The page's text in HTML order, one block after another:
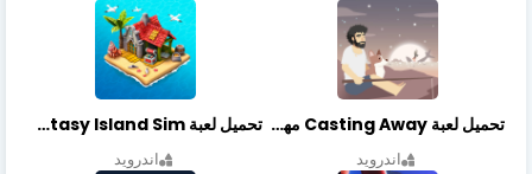
تحميل لعبة Casting Away مهكرة أخر إصدار
اندرويد
تحميل لعبة Fantasy Island Sim مهكرة أخر إصدار
اندرويد